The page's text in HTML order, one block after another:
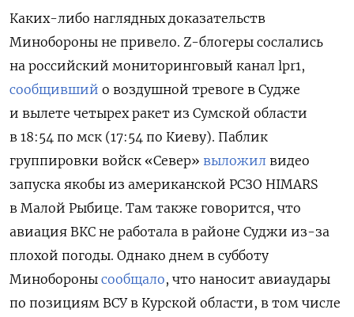
Каких-либо наглядных доказательств
Минобороны не привело. Z-блогеры сослались
на российский мониторинговый канал lpr1,
сообщивший о воздушной тревоге в Судже
и вылете четырех ракет из Сумской области
в 18:54 по мск (17:54 по Киеву). Паблик
группировки войск «Север» выложил видео
запуска якобы из американской РСЗО HIMARS
в Малой Рыбице. Там также говорится, что
авиация ВКС не работала в районе Суджи из-за
плохой погоды. Однако днем в субботу
Минобороны сообщало, что наносит авиаудары
по позициям ВСУ в Курской области, в том числе